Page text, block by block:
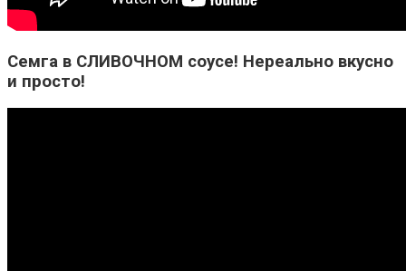
Семга в СЛИВОЧНОМ соусе! Нереально вкусно
и просто!